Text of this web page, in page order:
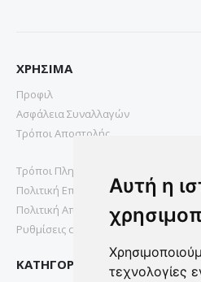
Αυτή η
τεχνολογίες
ΧΡΗΣΙΜΑ
Προφιλ
Ασφάλεια Συναλλαγών
Τρόποι Αποστολής
Τρόποι Πληρωμής
Πολιτική Επιστροφών
Πολιτική Απορρήτου
Ρυθμίσεις cookies
ΚΑΤΗΓΟΡΙΕΣ